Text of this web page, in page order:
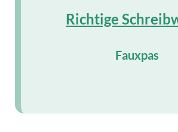
Richtige
Fauxpas